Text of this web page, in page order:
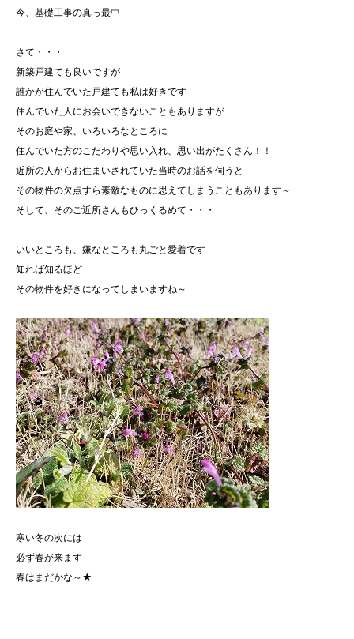
今、基礎工事の真っ最中
さて・・・
新築戸建ても良いですが
誰かが住んでいた戸建ても私は好きです
住んでいた人にお会いできないこともありますが
そのお庭や家、いろいろなところに
住んでいた方のこだわりや思い入れ、思い出がたくさん！！
近所の人からお住まいされていた当時のお話を伺うと
その物件の欠点すら素敵なものに思えてしまうこともあります～
そして、そのご近所さんもひっくるめて・・・
いいところも、嫌なところも丸ごと愛着です
知れば知るほど
その物件を好きになってしまいますね～
寒い冬の次には
必ず春が来ます
春はまだかな～★